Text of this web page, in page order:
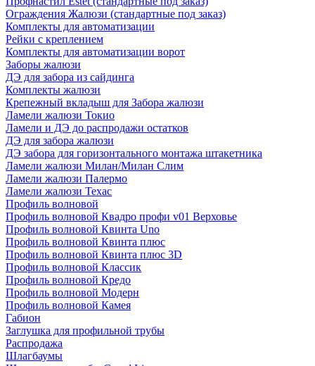
Ограждения Жалюзи (стандартные под заказ)
Комплекты для автоматизации
Рейки с креплением
Комплекты для автоматизации ворот
Заборы жалюзи
ДЭ для забора из сайдинга
Комплекты жалюзи
Крепежный вкладыш для Забора жалюзи
Ламели жалюзи Токио
Ламели и ДЭ до распродажи остатков
ДЭ для забора жалюзи
ДЭ забора для горизонтального монтажа штакетника
Ламели жалюзи Милан/Милан Слим
Ламели жалюзи Палермо
Ламели жалюзи Техас
Профиль волновой
Профиль волновой Квадро профи v01 Верховье
Профиль волновой Квинта Uno
Профиль волновой Квинта плюс
Профиль волновой Квинта плюс 3D
Профиль волновой Классик
Профиль волновой Кредо
Профиль волновой Модерн
Профиль волновой Камея
Габион
Заглушка для профильной трубы
Распродажа
Шлагбаумы